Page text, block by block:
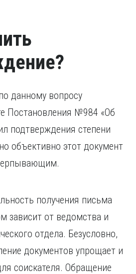
данному вопросу
Постановления №984 «Об
подтверждения степени
объективно этот документ
получения письма
зависит от ведомства и
отдела. Безусловно,
документов упрощает и
соискателя. Обращение